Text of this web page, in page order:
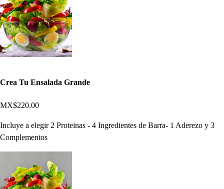
Crea Tu Ensalada Grande
MX$220.00
Incluye a elegir 2 Proteinas - 4 Ingredientes de Barra- 1 Aderezo y 3
Complementos